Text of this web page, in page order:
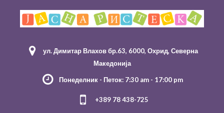
ул. Димитар Влахов бр.63, 6000, Охрид, Северна
Македонија
Понеделник - Петок: 7:30 am - 17:00 pm
+389 78 438-725